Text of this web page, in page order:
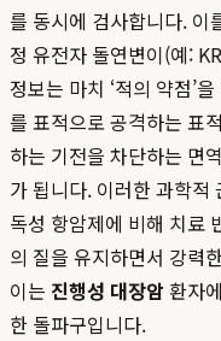
를 동시에 검사합니다. 이
정 유전자 돌연변이(예:
정보는 마치 ‘적의 약점’
를 표적으로 공격하는 표
하는 기전을 차단하는 면
가 됩니다. 이러한 과학적
독성 항암제에 비해 치료
의 질을 유지하면서 강력
이는 진행성 대장암 환자
한 돌파구입니다.